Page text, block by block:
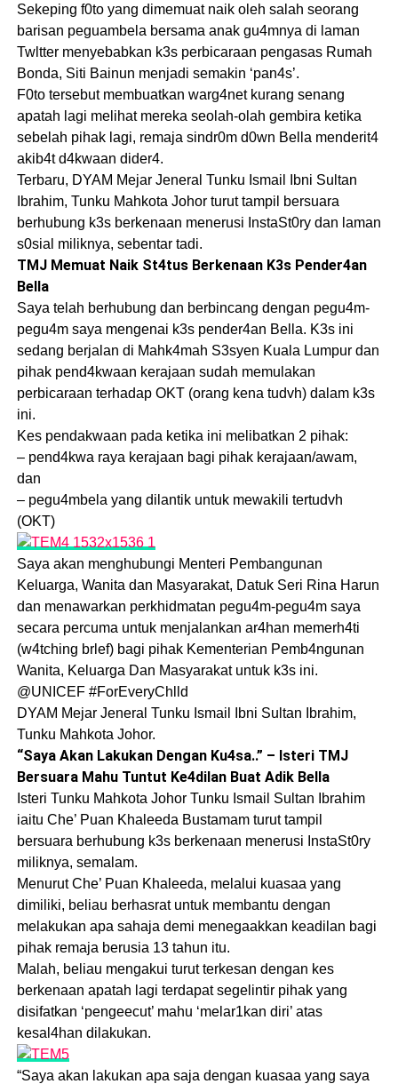
Sekeping f0to yang dimemuat naik oleh salah seorang
barisan peguambela bersama anak gu4mnya di laman
Twltter menyebabkan k3s perbicaraan pengasas Rumah
Bonda, Siti Bainun menjadi semakin ‘pan4s’.
F0to tersebut membuatkan warg4net kurang senang
apatah lagi melihat mereka seolah-olah gembira ketika
sebelah pihak lagi, remaja sindr0m d0wn Bella menderit4
akib4t d4kwaan dider4.
Terbaru, DYAM Mejar Jeneral Tunku Ismail Ibni Sultan
Ibrahim, Tunku Mahkota Johor turut tampil bersuara
berhubung k3s berkenaan menerusi InstaSt0ry dan laman
s0sial miliknya, sebentar tadi.
TMJ Memuat Naik St4tus Berkenaan K3s Pender4an
Bella
Saya telah berhubung dan berbincang dengan pegu4m-
pegu4m saya mengenai k3s pender4an Bella. K3s ini
sedang berjalan di Mahk4mah S3syen Kuala Lumpur dan
pihak pend4kwaan kerajaan sudah memulakan
perbicaraan terhadap OKT (orang kena tudvh) dalam k3s
ini.
Kes pendakwaan pada ketika ini melibatkan 2 pihak:
– pend4kwa raya kerajaan bagi pihak kerajaan/awam,
dan
– pegu4mbela yang dilantik untuk mewakili tertudvh
(OKT)
Saya akan menghubungi Menteri Pembangunan
Keluarga, Wanita dan Masyarakat, Datuk Seri Rina Harun
dan menawarkan perkhidmatan pegu4m-pegu4m saya
secara percuma untuk menjalankan ar4han memerh4ti
(w4tching brlef) bagi pihak Kementerian Pemb4ngunan
Wanita, Keluarga Dan Masyarakat untuk k3s ini.
@UNICEF #ForEveryChlld
DYAM Mejar Jeneral Tunku Ismail Ibni Sultan Ibrahim,
Tunku Mahkota Johor.
“Saya Akan Lakukan Dengan Ku4sa..” – Isteri TMJ
Bersuara Mahu Tuntut Ke4dilan Buat Adik Bella
Isteri Tunku Mahkota Johor Tunku Ismail Sultan Ibrahim
iaitu Che’ Puan Khaleeda Bustamam turut tampil
bersuara berhubung k3s berkenaan menerusi InstaSt0ry
miliknya, semalam.
Menurut Che’ Puan Khaleeda, melalui kuasaa yang
dimiliki, beliau berhasrat untuk membantu dengan
melakukan apa sahaja demi menegaakkan keadilan bagi
pihak remaja berusia 13 tahun itu.
Malah, beliau mengakui turut terkesan dengan kes
berkenaan apatah lagi terdapat segelintir pihak yang
disifatkan ‘pengeecut’ mahu ‘melar1kan diri’ atas
kesal4han dilakukan.
“Saya akan lakukan apa saja dengan kuasaa yang saya